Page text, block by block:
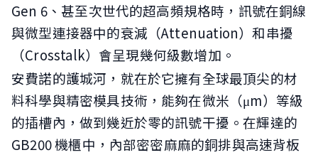
Gen 6、甚至次世代的超高頻規格時，訊號在銅線
與微型連接器中的衰減（Attenuation）和串擾
（Crosstalk）會呈現幾何級數增加。
安費諾的護城河，就在於它擁有全球最頂尖的材
料科學與精密模具技術，能夠在微米（μm）等級
的插槽內，做到幾近於零的訊號干擾。在輝達的
GB200 機櫃中，內部密密麻麻的銅排與高速背板